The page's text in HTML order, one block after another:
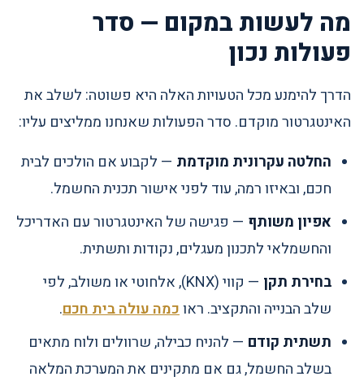
מה לעשות במקום — סדר
פעולות נכון
הדרך להימנע מכל הטעויות האלה היא פשוטה: לשלב את
האינטגרטור מוקדם. סדר הפעולות שאנחנו ממליצים עליו:
החלטה עקרונית מוקדמת — לקבוע אם הולכים לבית
חכם, ובאיזו רמה, עוד לפני אישור תכנית החשמל.
אפיון משותף — פגישה של האינטגרטור עם האדריכל
והחשמלאי לתכנון מעגלים, נקודות ותשתית.
בחירת תקן
— קווי (KNX), אלחוטי או משולב, לפי
שלב הבנייה והתקציב. ראוכמה עולה בית חכם.
תשתית קודם — להניח כבילה, שרוולים ולוח מתאים
בשלב החשמל, גם אם מתקינים את המערכת המלאה